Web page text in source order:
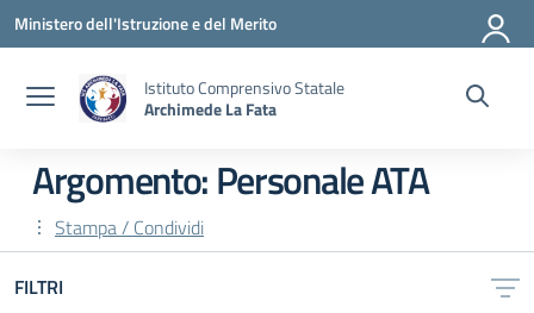
Vai ai contenuti
Vai al menu di navigazione
Vai al footer
Ministero dell'Istruzione e del Merito
Istituto Comprensivo Statale
Archimede La Fata
Argomento: Personale ATA
Stampa / Condividi
FILTRI